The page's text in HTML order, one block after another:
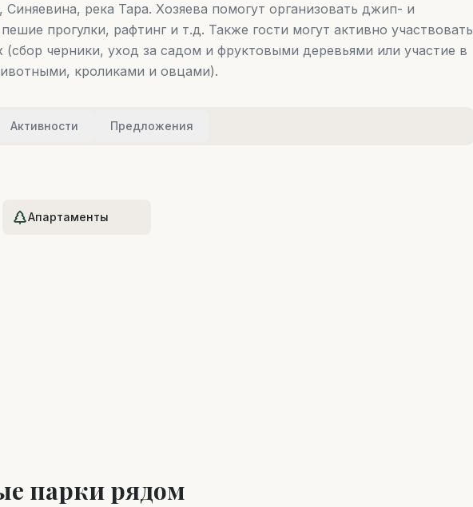
Синяевина, река Тара. Хозяева помогут организовать джип- и
прогулки, рафтинг и т.д. Также гости могут активно участвовать
черники, уход за садом и фруктовыми деревьями или участие в
кроликами и овцами).
Активности Предложения
Апартаменты
парки рядом